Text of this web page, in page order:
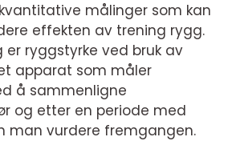
målinger som kan
effekten av trening rygg.
er ryggstyrke ved bruk av
apparat som måler
å sammenligne
og etter en periode med
man vurdere fremgangen.